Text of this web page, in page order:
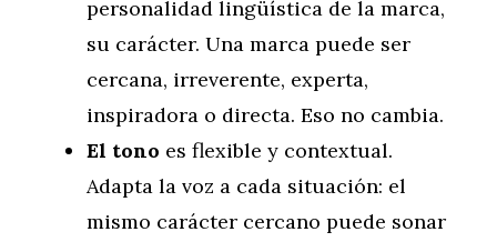
personalidad lingüística de la marca,
su carácter. Una marca puede ser
cercana, irreverente, experta,
inspiradora o directa. Eso no cambia.
El tono es flexible y contextual.
Adapta la voz a cada situación: el
mismo carácter cercano puede sonar